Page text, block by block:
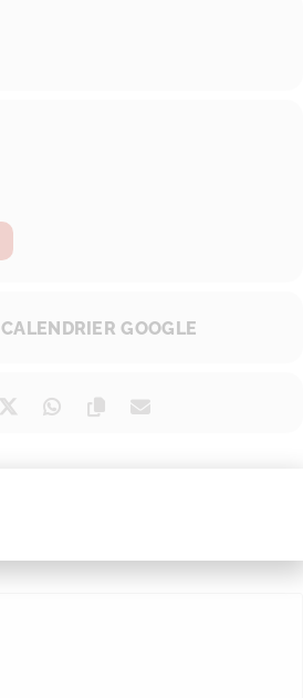
CALENDRIER GOOGLE